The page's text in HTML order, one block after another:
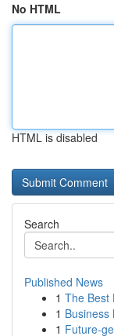
No HTML
HTML is disabled
Search
Published News
1 The Best
1 Business
1 Future-